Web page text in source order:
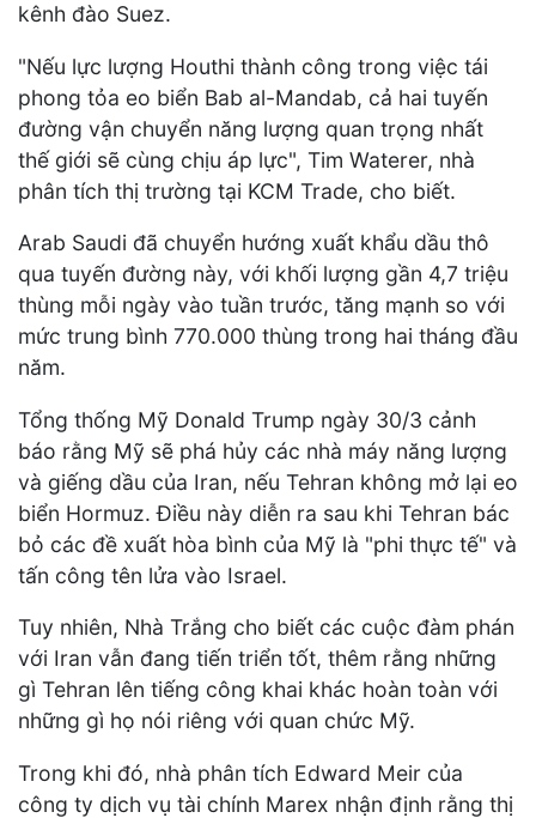
kênh đào Suez.
"Nếu lực lượng Houthi thành công trong việc tái
phong tỏa eo biển Bab al-Mandab, cả hai tuyến
đường vận chuyển năng lượng quan trọng nhất
thế giới sẽ cùng chịu áp lực", Tim Waterer, nhà
phân tích thị trường tại KCM Trade, cho biết.
Arab Saudi đã chuyển hướng xuất khẩu dầu thô
qua tuyến đường này, với khối lượng gần 4,7 triệu
thùng mỗi ngày vào tuần trước, tăng mạnh so với
mức trung bình 770.000 thùng trong hai tháng đầu
năm.
Tổng thống Mỹ Donald Trump ngày 30/3 cảnh
báo rằng Mỹ sẽ phá hủy các nhà máy năng lượng
và giếng dầu của Iran, nếu Tehran không mở lại eo
biển Hormuz. Điều này diễn ra sau khi Tehran bác
bỏ các đề xuất hòa bình của Mỹ là "phi thực tế" và
tấn công tên lửa vào Israel.
Tuy nhiên, Nhà Trắng cho biết các cuộc đàm phán
với Iran vẫn đang tiến triển tốt, thêm rằng những
gì Tehran lên tiếng công khai khác hoàn toàn với
những gì họ nói riêng với quan chức Mỹ.
Trong khi đó, nhà phân tích Edward Meir của
công ty dịch vụ tài chính Marex nhận định rằng thị